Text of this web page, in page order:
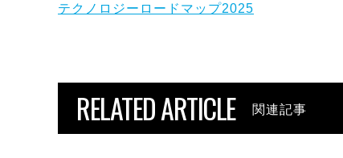
テクノロジーロードマップ2025
RELATED ARTICLE 関連記事